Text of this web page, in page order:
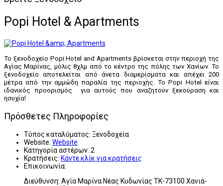
Popi Hotel & Apartments
Το ξενοδοχείο Popi Hotel and Apartments βρίσκεται στην περιοχή της
Αγίας Μαρίνας, μόλις 8χλμ από το κέντρο της πόλης των Χανίων. Το
ξενοδοχείο αποτελείται από άνετα διαμερίσματα και απέχει 200
μέτρα από την αμμώδη παραλία της περιοχής. Το Popi Hotel είναι
ιδανικός προορισμός για αυτούς που αναζητούν ξεκούραση και
ησυχία!
Πρόσθετες Πληροφορίες
Τύπος καταλύματος: Ξενοδοχεία
Website: Website
Κατηγορία αστέρων: 2
Κρατήσεις: Κάντε κλίκ για κρατήσεις
Επικοινωνία:
Διεύθυνση: Αγία Μαρίνα Νέας Κυδωνίας ΤΚ-73100 Χανιά-